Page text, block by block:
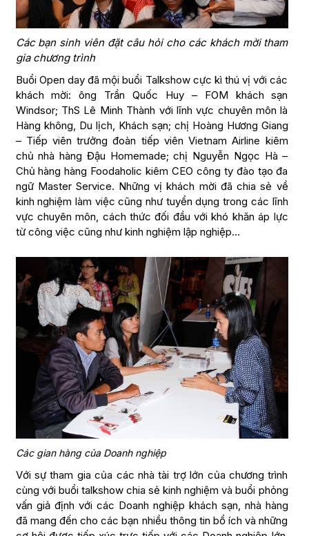
Các bạn sinh viên đặt câu hỏi cho các khách mời tham
gia chương trình
Buổi Open day đã mội buổi Talkshow cực kì thú vị với các
khách mời: ông Trần Quốc Huy – FOM khách sạn
Windsor; ThS Lê Minh Thành với lĩnh vực chuyên môn là
Hàng không, Du lịch, Khách sạn; chị Hoàng Hương Giang
– Tiếp viên trưởng đoàn tiếp viên Vietnam Airline kiêm
chủ nhà hàng Đậu Homemade; chị Nguyễn Ngọc Hà –
Chủ hàng hàng Foodaholic kiêm CEO công ty đào tạo đa
ngữ Master Service. Những vị khách mời đã chia sẻ về
kinh nghiệm làm việc cũng như tuyển dụng trong các lĩnh
vực chuyên môn, cách thức đối đầu với khó khăn áp lực
từ công việc cũng như kinh nghiệm lập nghiệp…
Các gian hàng của Doanh nghiệp
Với sự tham gia của các nhà tài trợ lớn của chương trình
cùng với buổi talkshow chia sẻ kinh nghiệm và buổi phỏng
vấn giả định với các Doanh nghiệp khách sạn, nhà hàng
đã mang đến cho các bạn nhiều thông tin bổ ích và những